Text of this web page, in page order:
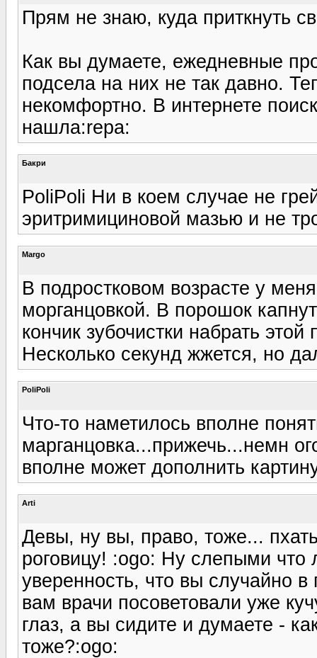
Прям не знаю, куда приткнуть
Как вы думаете, ежедневные
подсела на них не так давно.
некомфортно. В интернете
нашла:repa:
Бакри
PoliPoli Ни в коем случае не
эритримициновой мазью и не
Margo
В подростковом возрасте у
морганцовкой. В порошок
кончик зубочистки набрать
Несколько секунд жжется, но
PoliPoli
Что-то наметилось вполне
марганцовка...прижечь...немн
вполне может дополнить
Arti
Девы, ну вы, право, тоже...
роговицу! :ogo: Ну слепыми что
уверенность, что вы случайно
вам врачи посоветовали уже
глаз, а вы сидите и думаете -
тоже?:ogo: